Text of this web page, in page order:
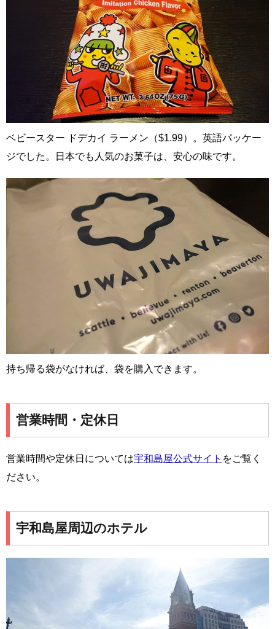
ベビースター ドデカイ ラーメン（$1.99）。英語パッケー
ジでした。日本でも人気のお菓子は、安心の味です。
持ち帰る袋がなければ、袋を購入できます。
営業時間・定休日
営業時間や定休日については宇和島屋公式サイト をご覧く
ださい。
宇和島屋周辺のホテル